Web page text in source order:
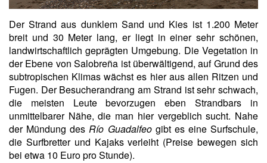
Der Strand aus dunklem Sand und Kies ist 1.200 Meter
breit und 30 Meter lang, er liegt in einer sehr schönen,
landwirtschaftlich geprägten Umgebung. Die Vegetation in
der Ebene von Salobreña ist überwältigend, auf Grund des
subtropischen Klimas wächst es hier aus allen Ritzen und
Fugen. Der Besucherandrang am Strand ist sehr schwach,
die meisten Leute bevorzugen eben Strandbars in
unmittelbarer Nähe, die man hier vergeblich sucht. Nahe
der Mündung desRío Guadalfeogibt es eine Surfschule,
die Surfbretter und Kajaks verleiht (Preise bewegen sich
bei etwa 10 Euro pro Stunde).